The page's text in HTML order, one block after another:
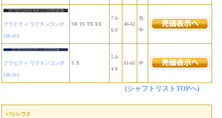
グラビティ ワクチンコンポ
GR-451
SR TS TX XX
7.0-
6.0
46-62
先
中
グラビティ ワクチンコンポ
GR-561
S X
5.0-
4.8
61-65 中
(シャフトリストTOPへ)
バシレウス